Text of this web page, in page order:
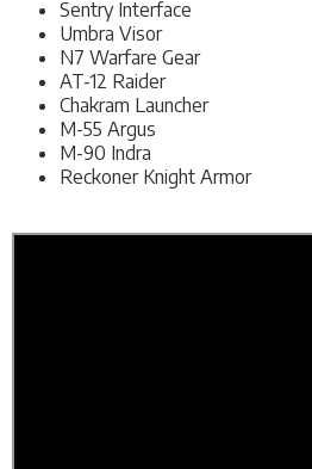
Sentry Interface
Umbra Visor
N7 Warfare Gear
AT-12 Raider
Chakram Launcher
M-55 Argus
M-90 Indra
Reckoner Knight Armor